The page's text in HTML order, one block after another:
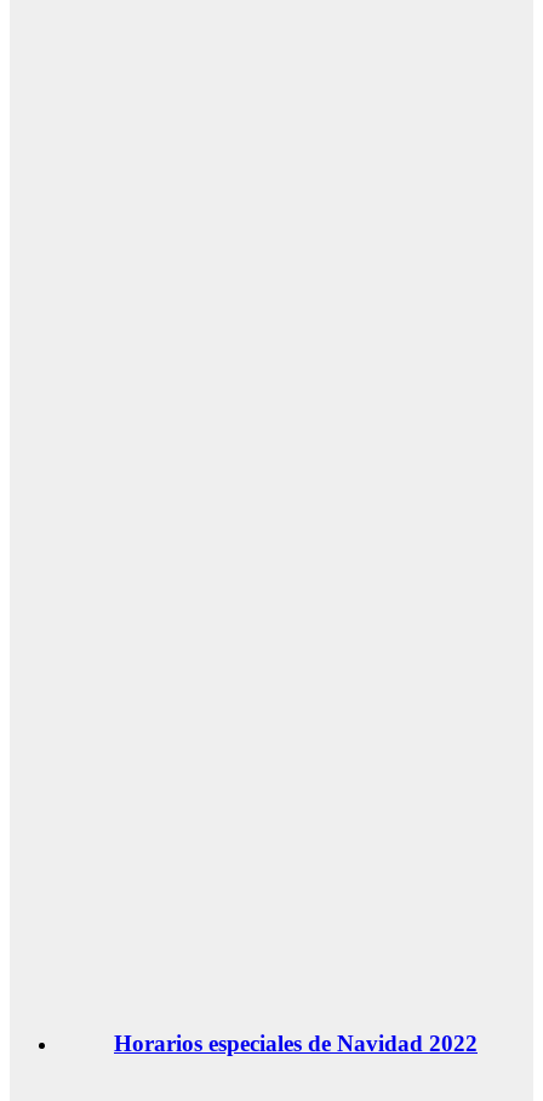
Horarios especiales de Navidad 2022